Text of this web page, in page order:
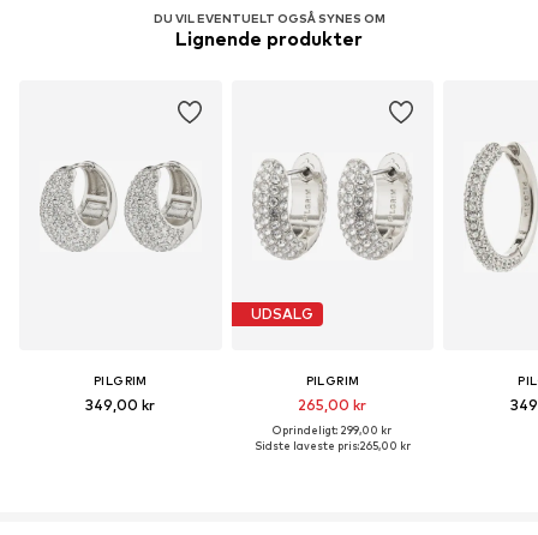
DU VIL EVENTUELT OGSÅ SYNES OM
Lignende produkter
PILGRIM
349,00 kr
UDSALG
PILGRIM
265,00 kr
Oprindeligt: 299,00 kr
Sidste laveste pris:265,00 kr